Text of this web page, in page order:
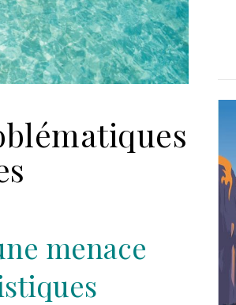
menace